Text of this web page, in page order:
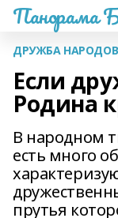
Панорама
ДРУЖБА НАРОДОВ
Если
Родина
В народном
есть много
прутья